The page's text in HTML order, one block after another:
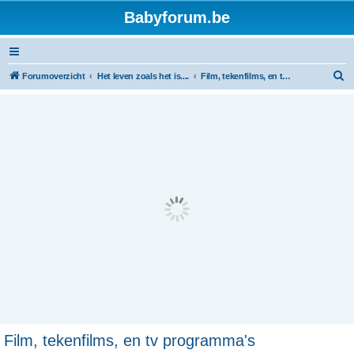
Babyforum.be
Forumoverzicht Het leven zoals het is.... Film, tekenfilms, en tv programma's
Film, tekenfilms, en tv programma's